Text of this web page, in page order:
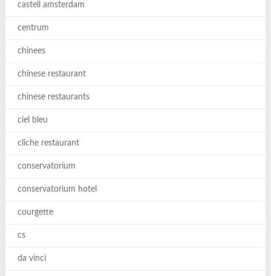
castell amsterdam
centrum
chinees
chinese restaurant
chinese restaurants
ciel bleu
cliche restaurant
conservatorium
conservatorium hotel
courgette
cs
da vinci